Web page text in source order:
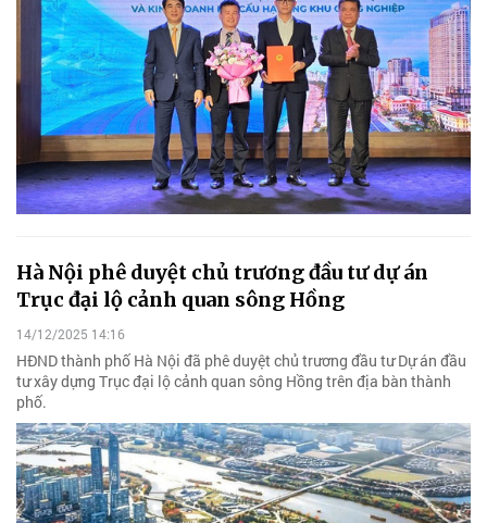
Hà Nội phê duyệt chủ trương đầu tư dự án
Trục đại lộ cảnh quan sông Hồng
14/12/2025 14:16
HĐND thành phố Hà Nội đã phê duyệt chủ trương đầu tư Dự án đầu
tư xây dựng Trục đại lộ cảnh quan sông Hồng trên địa bàn thành
phố.